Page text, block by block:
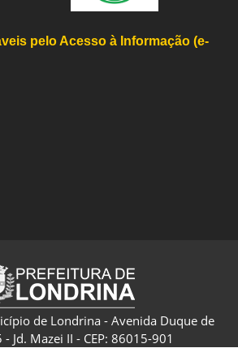
pelo Acesso à Informação (e-
de Londrina - Avenida Duque de
- Jd. Mazei II - CEP: 86015-901